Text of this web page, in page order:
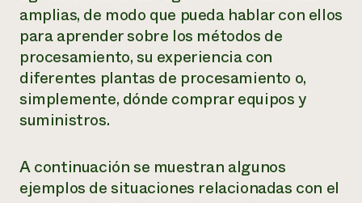
amplias, de modo que pueda hablar con ellos
para aprender sobre los métodos de
procesamiento, su experiencia con
diferentes plantas de procesamiento o,
simplemente, dónde comprar equipos y
suministros.
A continuación se muestran algunos
ejemplos de situaciones relacionadas con el